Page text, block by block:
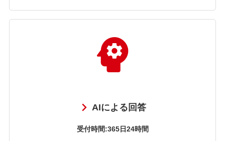
AIによる回答
受付時間:365日24時間